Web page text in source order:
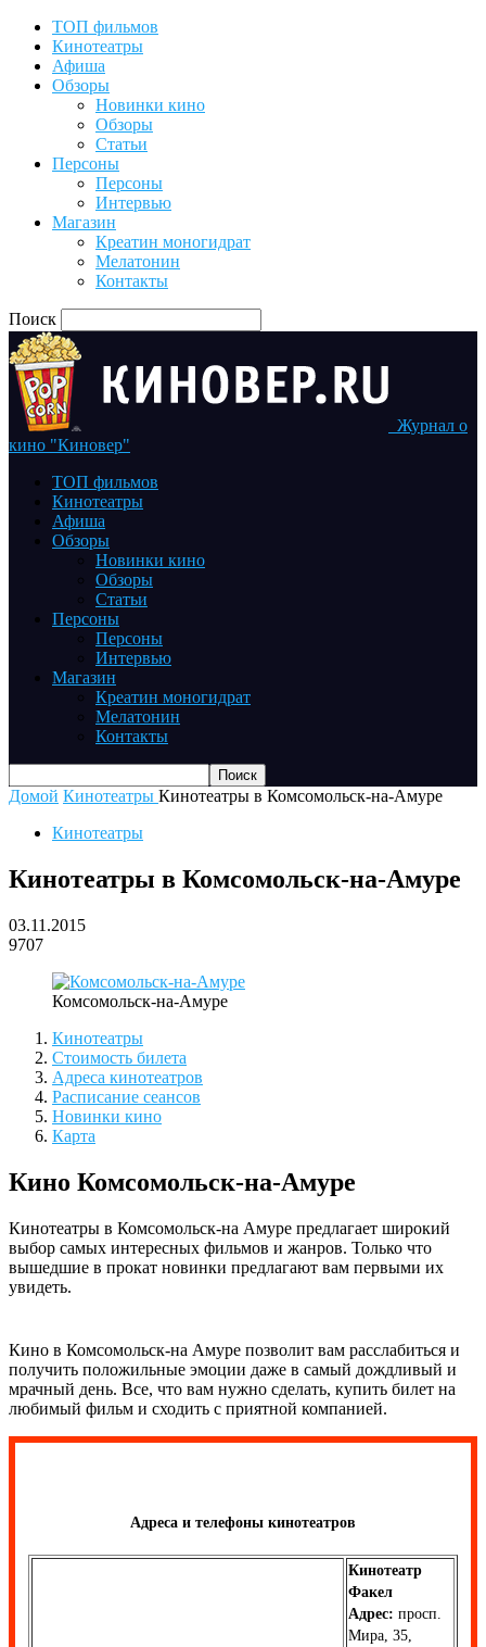
ТОП фильмов
Кинотеатры
Афиша
Обзоры
Новинки кино
Обзоры
Статьи
Персоны
Персоны
Интервью
Магазин
Креатин моногидрат
Мелатонин
Контакты
Поиск
Журнал о
кино "Киновер"
ТОП фильмов
Кинотеатры
Афиша
Обзоры
Новинки кино
Обзоры
Статьи
Персоны
Персоны
Интервью
Магазин
Креатин моногидрат
Мелатонин
Контакты
Домой Кинотеатры Кинотеатры в Комсомольск-на-Амуре
Кинотеатры
Кинотеатры в Комсомольск-на-Амуре
03.11.2015
9707
Комсомольск-на-Амуре
Кинотеатры
Стоимость билета
Адреса кинотеатров
Расписание сеансов
Новинки кино
Карта
Кино Комсомольск-на-Амуре
Кинотеатры в Комсомольск-на Амуре предлагает широкий
выбор самых интересных фильмов и жанров. Только что
вышедшие в прокат новинки предлагают вам первыми их
увидеть.
Кино в Комсомольск-на Амуре позволит вам расслабиться и
получить положильные эмоции даже в самый дождливый и
мрачный день. Все, что вам нужно сделать, купить билет на
любимый фильм и сходить с приятной компанией.
Адреса и телефоны кинотеатров
Кинотеатр
Факел
Адрес: просп.
Мира, 35,